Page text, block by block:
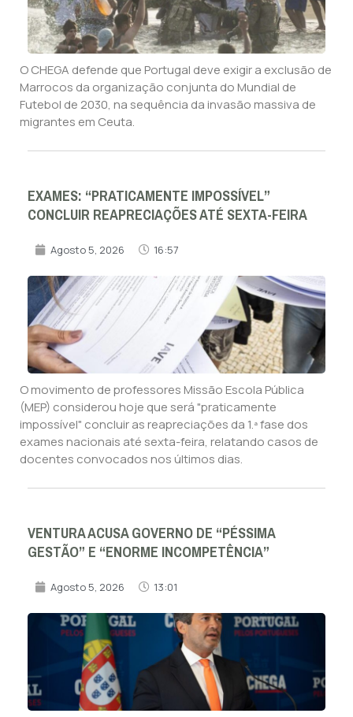
O CHEGA defende que Portugal deve exigir a exclusão de
Marrocos da organização conjunta do Mundial de
Futebol de 2030, na sequência da invasão massiva de
migrantes em Ceuta.
EXAMES: “PRATICAMENTE IMPOSSÍVEL”
CONCLUIR REAPRECIAÇÕES ATÉ SEXTA-FEIRA
Agosto 5, 2026 16:57
O movimento de professores Missão Escola Pública
(MEP) considerou hoje que será "praticamente
impossível" concluir as reapreciações da 1.ª fase dos
exames nacionais até sexta-feira, relatando casos de
docentes convocados nos últimos dias.
VENTURA ACUSA GOVERNO DE “PÉSSIMA
GESTÃO” E “ENORME INCOMPETÊNCIA”
Agosto 5, 2026 13:01